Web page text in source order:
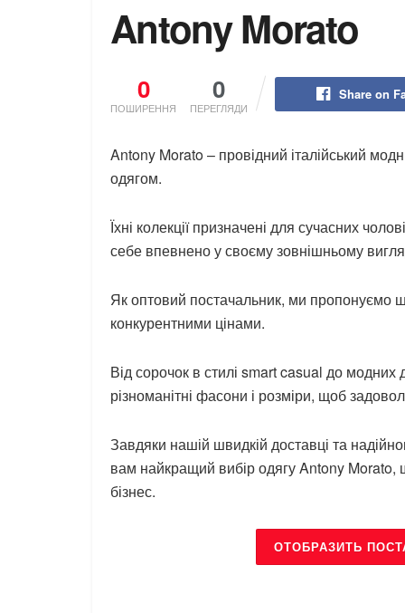
Antony Morato
0
ПОШИРЕННЯ
0
ПЕРЕГЛЯДИ
Share on
Antony Morato – провідний італійський
одягом.
Їхні колекції призначені для сучасних
себе впевнено у своєму зовнішньому
Як оптовий постачальник, ми пропонуємо
конкурентними цінами.
Від сорочок в стилі smart casual до
різноманітні фасони і розміри, щоб
Завдяки нашій швидкій доставці та
вам найкращий вибір одягу Antony Morato,
бізнес.
ОТОБРАЗИТЬ